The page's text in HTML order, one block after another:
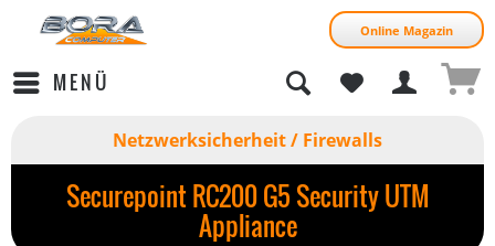
Online Magazin
MENÜ
Netzwerksicherheit / Firewalls
Securepoint RC200 G5 Security UTM
Appliance